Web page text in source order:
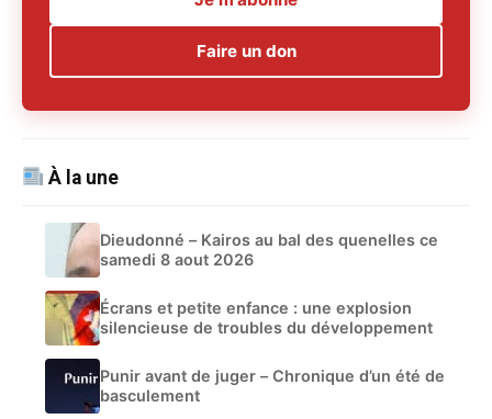
Faire un don
À la une
Dieudonné – Kairos au bal des quenelles ce
samedi 8 aout 2026
Écrans et petite enfance : une explosion
silencieuse de troubles du développement
Punir avant de juger – Chronique d’un été de
basculement